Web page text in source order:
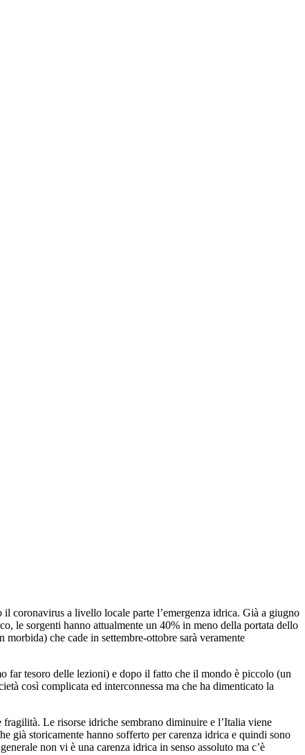
coronavirus a livello locale parte l’emergenza idrica. Già a giugno
le sorgenti hanno attualmente un 40% in meno della portata dello
che cade in settembre-ottobre sarà veramente
far tesoro delle lezioni) e dopo il fatto che il mondo è piccolo (un
così complicata ed interconnessa ma che ha dimenticato la
Le risorse idriche sembrano diminuire e l’Italia viene
già storicamente hanno sofferto per carenza idrica e quindi sono
non vi è una carenza idrica in senso assoluto ma c’è